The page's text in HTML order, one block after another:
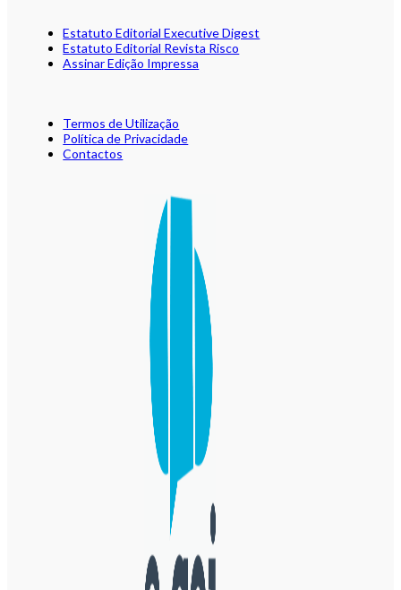
Estatuto Editorial Executive Digest
Estatuto Editorial Revista Risco
Assinar Edição Impressa
Termos de Utilização
Política de Privacidade
Contactos